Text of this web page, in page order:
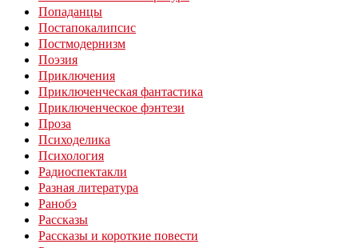
Попаданцы
Постапокалипсис
Постмодернизм
Поэзия
Приключения
Приключенческая фантастика
Приключенческое фэнтези
Проза
Психоделика
Психология
Радиоспектакли
Разная литература
Ранобэ
Рассказы
Рассказы и короткие повести